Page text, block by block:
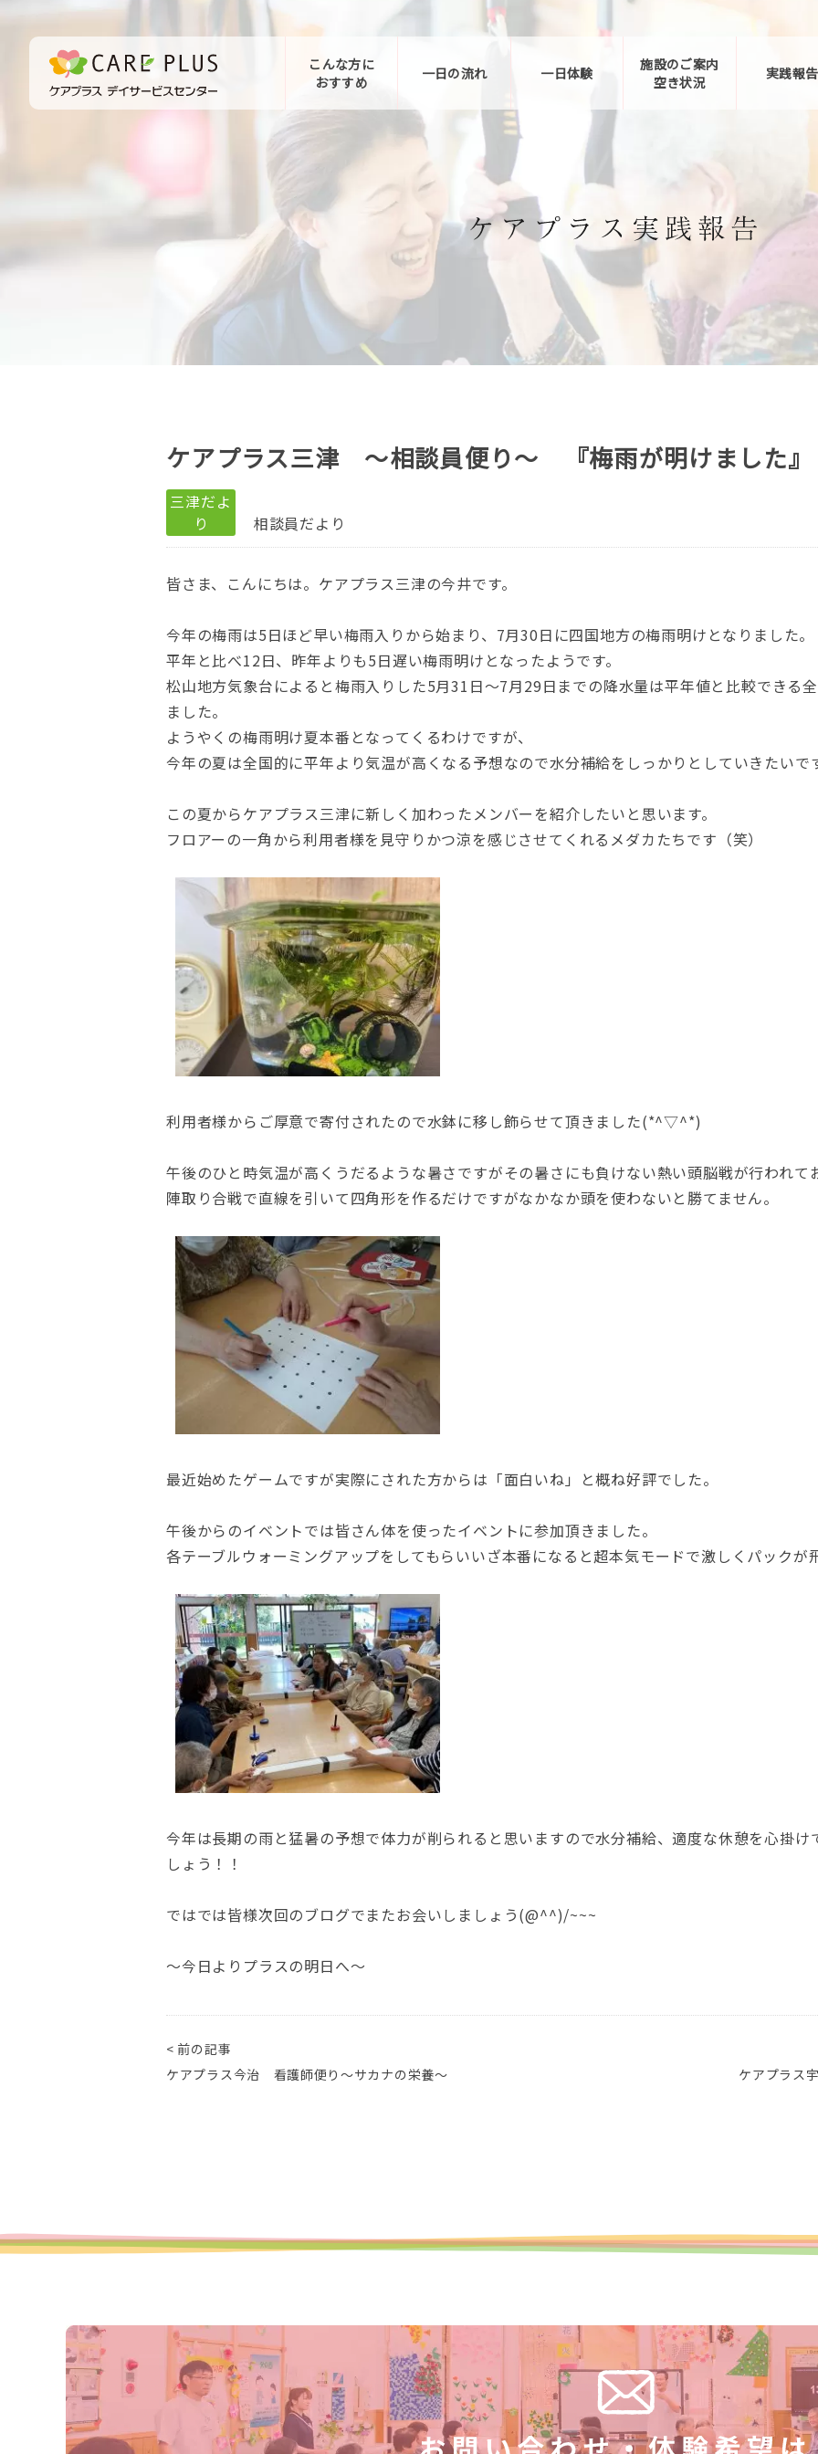
こんな方に
おすすめ
一日の流れ 一日体験
施設のご案内
空き状況
実践報告
お問い合わせ
ケアプラス三津 ～相談員便り～ 『梅雨が明けました』
三津だよ
り
相談員だより
皆さま、こんにちは。ケアプラス三津の今井です。
今年の梅雨は5日ほど早い梅雨入りから始まり、7月30日に四国地方の梅雨明けとなりました。
平年と比べ12日、昨年よりも5日遅い梅雨明けとなったようです。
松山地方気象台によると梅雨入りした5月31日～7月29日までの降水量は平年値と比較できる
ました。
ようやくの梅雨明け夏本番となってくるわけですが、
今年の夏は全国的に平年より気温が高くなる予想なので水分補給をしっかりとしていきたいで
この夏からケアプラス三津に新しく加わったメンバーを紹介したいと思います。
フロアーの一角から利用者様を見守りかつ涼を感じさせてくれるメダカたちです（笑）
利用者様からご厚意で寄付されたので水鉢に移し飾らせて頂きました(*^▽^*)
午後のひと時気温が高くうだるような暑さですがその暑さにも負けない熱い頭脳戦が行われて
陣取り合戦で直線を引いて四角形を作るだけですがなかなか頭を使わないと勝てません。
最近始めたゲームですが実際にされた方からは「面白いね」と概ね好評でした。
午後からのイベントでは皆さん体を使ったイベントに参加頂きました。
各テーブルウォーミングアップをしてもらいいざ本番になると超本気モードで激しくパックが
今年は長期の雨と猛暑の予想で体力が削られると思いますので水分補給、適度な休憩を心掛
しょう！！
ではでは皆様次回のブログでまたお会いしましょう(@^^)/~~~
～今日よりプラスの明日へ～
< 前の記事
ケアプラス今治 看護師便り～サカナの栄養～
ケアプラス